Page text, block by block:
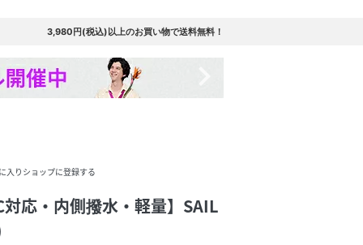
3,980円(税込)以上のお買い物で送料無料！
入りショップに登録する
対応・内側撥水・軽量】SAIL